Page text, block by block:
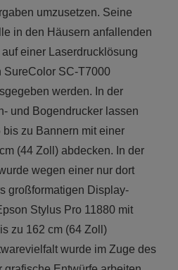
umzusetzen. Seine
in den Häusern anfallenden
einer Laserdrucklösung
SureColor SC-T7000
werden. In der
und Bogendrucker lassen
zu Bannern mit einer
(44 Zoll) abdecken. In der
wegen einer nur dort
großformatigen Display-
Stylus Pro 11880 mit
zu 162 cm (64 Zoll)
wurde im Zuge des